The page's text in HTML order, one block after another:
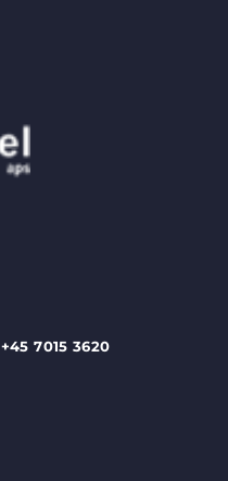
+45 7015 3620